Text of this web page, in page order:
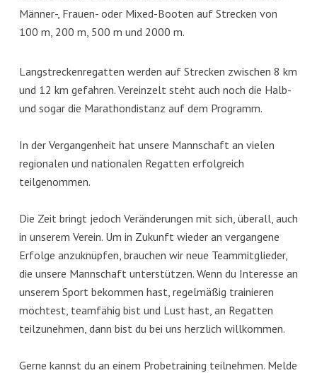
Männer-, Frauen- oder Mixed-Booten auf Strecken von
100 m, 200 m, 500 m und 2000 m.
Langstreckenregatten werden auf Strecken zwischen 8 km
und 12 km gefahren. Vereinzelt steht auch noch die Halb-
und sogar die Marathondistanz auf dem Programm.
In der Vergangenheit hat unsere Mannschaft an vielen
regionalen und nationalen Regatten erfolgreich
teilgenommen.
Die Zeit bringt jedoch Veränderungen mit sich, überall, auch
in unserem Verein. Um in Zukunft wieder an vergangene
Erfolge anzuknüpfen, brauchen wir neue Teammitglieder,
die unsere Mannschaft unterstützen. Wenn du Interesse an
unserem Sport bekommen hast, regelmäßig trainieren
möchtest, teamfähig bist und Lust hast, an Regatten
teilzunehmen, dann bist du bei uns herzlich willkommen.
Gerne kannst du an einem Probetraining teilnehmen. Melde